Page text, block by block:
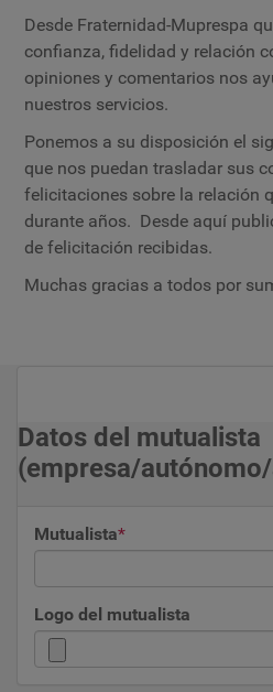
Desde Fraternidad-Muprespa
confianza, fidelidad y relación
opiniones y comentarios nos
nuestros servicios.
Ponemos a su disposición el
que nos puedan trasladar sus
felicitaciones sobre la relación
durante años. Desde aquí
de felicitación recibidas.
Muchas gracias a todos por
Datos del mutualista
(empresa/
Mutualista*
Logo del mutualista